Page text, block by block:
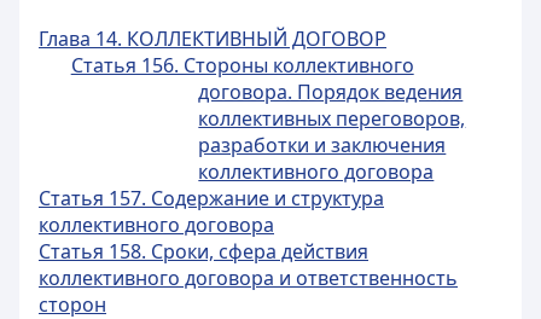
Глава 14. КОЛЛЕКТИВНЫЙ ДОГОВОР
Статья 156. Стороны коллективного
договора. Порядок ведения
коллективных переговоров,
разработки и заключения
коллективного договора
Статья 157. Содержание и структура
коллективного договора
Статья 158. Сроки, сфера действия
коллективного договора и ответственность
сторон